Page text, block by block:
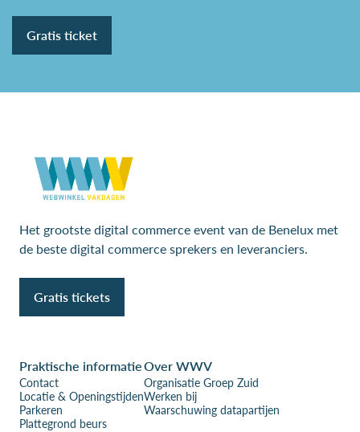
Gratis ticket
Het grootste digital commerce event van de Benelux met
de beste digital commerce sprekers en leveranciers.
Gratis tickets
Praktische informatie
Contact
Locatie & Openingstijden
Parkeren
Plattegrond beurs
Over WWV
Organisatie Groep Zuid
Werken bij
Waarschuwing datapartijen